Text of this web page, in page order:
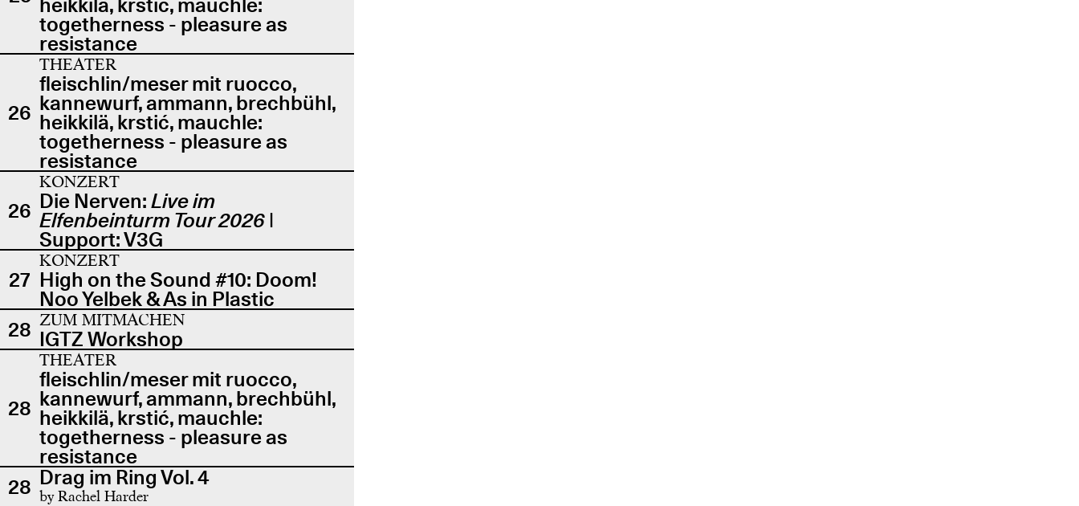
heikkilä, krstić, mauchle:
togetherness - pleasure as
resistance
26
THEATER
fleischlin/meser mit ruocco,
kannewurf, ammann, brechbühl,
heikkilä, krstić, mauchle:
togetherness - pleasure as
resistance
26
KONZERT
Die Nerven:Live im
Elfenbeinturm Tour 2026 |
Support: V3G
27
KONZERT
High on the Sound #10: Doom!
Noo Yelbek & As in Plastic
28 ZUM MITMACHEN
IGTZ Workshop
28
THEATER
fleischlin/meser mit ruocco,
kannewurf, ammann, brechbühl,
heikkilä, krstić, mauchle:
togetherness - pleasure as
resistance
28 Drag im Ring Vol. 4
by Rachel Harder